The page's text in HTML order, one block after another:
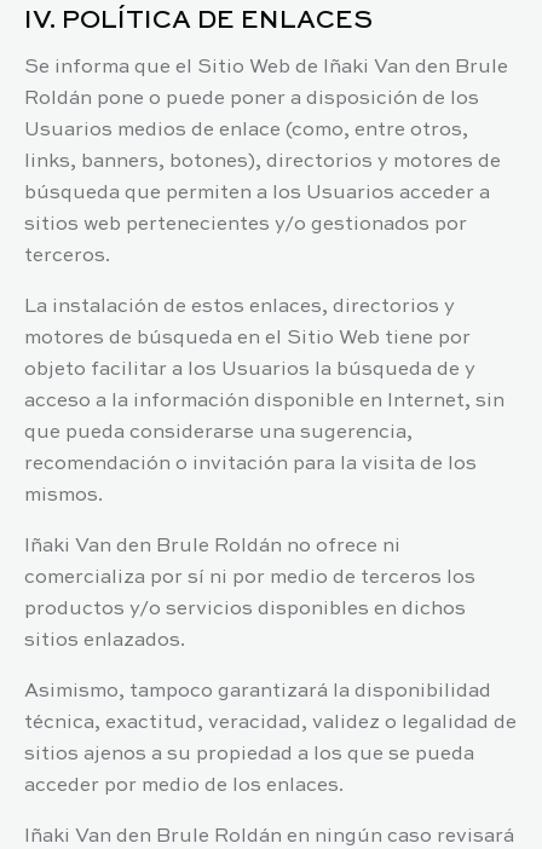
IV. POLÍTICA DE ENLACES
Se informa que el Sitio Web de
Iñaki Van den Brule
Roldán pone o puede poner a disposición de los
Usuarios medios de enlace (como, entre otros,
links, banners, botones), directorios y motores de
búsqueda que permiten a los Usuarios acceder a
sitios web pertenecientes y/o gestionados por
terceros.
La instalación de estos enlaces, directorios y
motores de búsqueda en el Sitio Web tiene por
objeto facilitar a los Usuarios la búsqueda de y
acceso a la información disponible en Internet, sin
que pueda considerarse una sugerencia,
recomendación o invitación para la visita de los
mismos.
Iñaki Van den Brule Roldán no ofrece ni
comercializa por sí ni por medio de terceros los
productos y/o servicios disponibles en dichos
sitios enlazados.
Asimismo, tampoco garantizará la disponibilidad
técnica, exactitud, veracidad, validez o legalidad de
sitios ajenos a su propiedad a los que se pueda
acceder por medio de los enlaces.
Iñaki Van den Brule Roldán en ningún caso revisará